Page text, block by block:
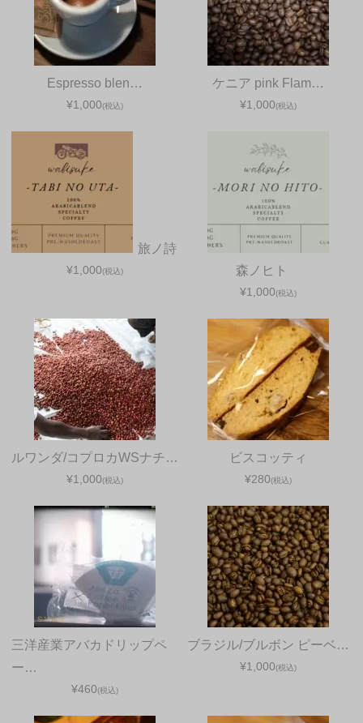
Espresso blen…
¥1,000(税込)
ケニア pink Flam…
¥1,000(税込)
旅ノ詩
¥1,000(税込) 森ノヒト
¥1,000(税込)
ルワンダ/コプロカWSナチ…
¥1,000(税込)
ビスコッティ
¥280(税込)
三洋産業アバカドリップペ
ー…
¥460(税込)
ブラジル/ブルボン ピーベ…
¥1,000(税込)